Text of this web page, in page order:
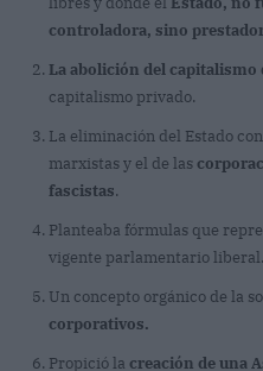
controladora, sino
La abolición del capitalismo
capitalismo privado.
La eliminación del Estado
marxistas y el de las
fascistas.
Planteaba fórmulas que
vigente parlamentario liberal.
Un concepto orgánico de la
corporativos.
Propició la creación de una